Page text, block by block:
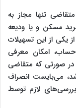
تنها مجاز به
مسکن و یا ودیعه
یکی از این تسهیلات
امکان معرفی
در صورتی که متقاضی
می‌بایست انصراف
لازم توسط